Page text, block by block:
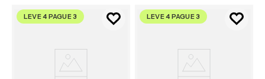
LEVE 4 PAGUE 3 LEVE 4 PAGUE 3